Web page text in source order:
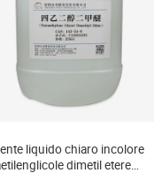
liquido chiaro incolore
dimetil etere